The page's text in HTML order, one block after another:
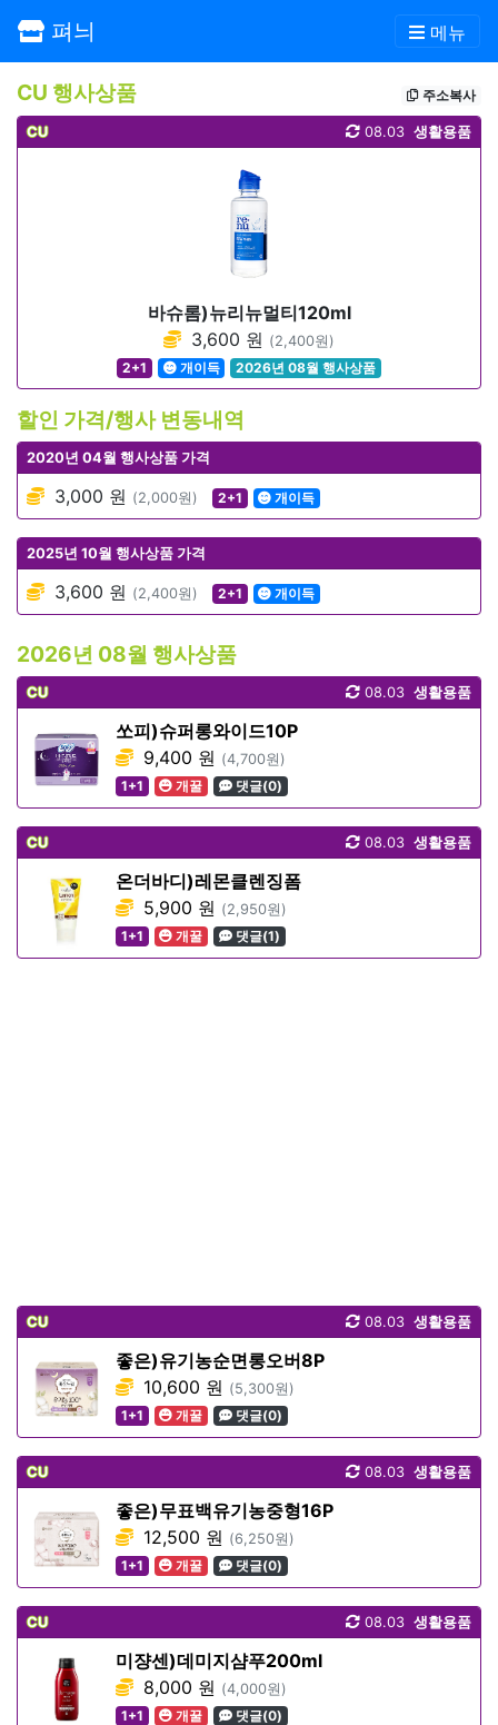
펴늬 메뉴
CU 행사상품 주소복사
CU 생활용품
08.03
바슈롬)뉴리뉴멀티120ml
3,600 원 (2,400원)
2+1
개이득 2026년 08월 행사상품
할인 가격/행사 변동내역
2020년 04월 행사상품 가격
3,000 원 (2,000원) 2+1 개이득
2025년 10월 행사상품 가격
3,600 원 (2,400원) 2+1 개이득
2026년 08월 행사상품
CU 생활용품
08.03
쏘피)슈퍼롱와이드10P
9,400 원 (4,700원)
1+1
개꿀 댓글(0)
CU 생활용품
08.03
온더바디)레몬클렌징폼
5,900 원 (2,950원)
1+1
개꿀 댓글(1)
CU 생활용품
08.03
좋은)유기농순면롱오버8P
10,600 원 (5,300원)
1+1
개꿀 댓글(0)
CU 생활용품
08.03
좋은)무표백유기농중형16P
12,500 원 (6,250원)
1+1
개꿀 댓글(0)
CU 생활용품
08.03
미쟝센)데미지샴푸200ml
8,000 원 (4,000원)
1+1
개꿀 댓글(0)